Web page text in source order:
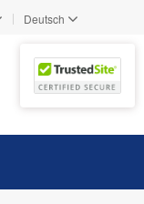
| Deutsch